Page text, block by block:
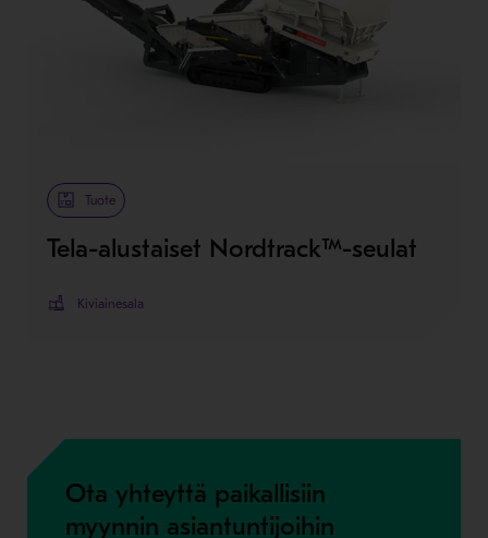
Metso Plus
Tuote
Tela-alustaiset Nordtrack™-seulat
Kiviainesala
Ota yhteyttä paikallisiin
myynnin asiantuntijoihin